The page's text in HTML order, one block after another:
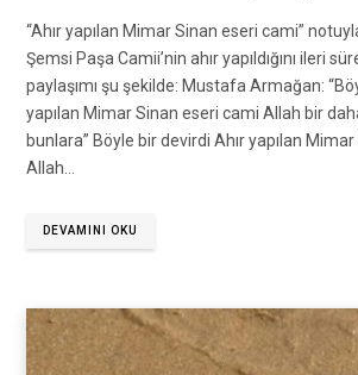
“Ahır yapılan Mimar Sinan eseri cami”
Şemsi Paşa Camii’nin ahır yapıldığını ileri
paylaşımı şu şekilde: Mustafa Armağan:
yapılan Mimar Sinan eseri cami Allah bir
bunlara” Böyle bir devirdi Ahır yapılan
Allah…
DEVAMINI OKU